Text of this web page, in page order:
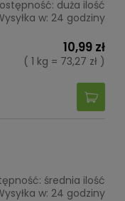
duża ilość
w: 24 godziny
10,99 zł
( 1 kg = 73,27 zł )
średnia ilość
w: 24 godziny